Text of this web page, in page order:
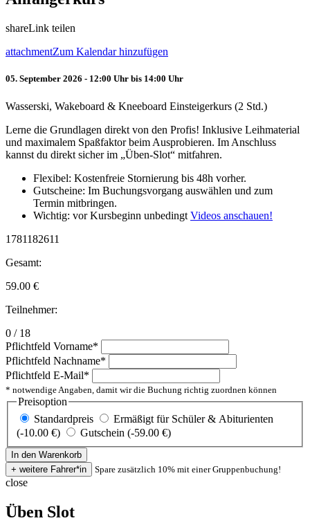
shareLink teilen
attachmentZum Kalendar hinzufügen
05. September 2026 - 12:00 Uhr bis 14:00 Uhr
Wasserski, Wakeboard & Kneeboard Einsteigerkurs (2 Std.)
Lerne die Grundlagen direkt von den Profis! Inklusive Leihmaterial
und maximalem Spaßfaktor beim Ausprobieren. Im Anschluss
kannst du direkt sicher im „Üben-Slot“ mitfahren.
Flexibel: Kostenfreie Stornierung bis 48h vorher.
Gutscheine: Im Buchungsvorgang auswählen und zum
Termin mitbringen.
Wichtig: vor Kursbeginn unbedingt Videos anschauen!
1781182611
Gesamt:
59.00 €
Teilnehmer:
0 / 18
Pflichtfeld Vorname*
Pflichtfeld Nachname*
Pflichtfeld E-Mail*
* notwendige Angaben, damit wir die Buchung richtig zuordnen können
Preisoption
Standardpreis
Ermäßigt für Schüler & Abiturienten
(-10.00 €)
Gutschein (-59.00 €)
Spare zusätzlich 10% mit einer Gruppenbuchung!
close
Üben Slot